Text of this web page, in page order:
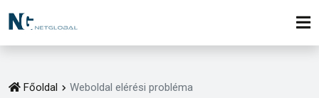
Főoldal Weboldal elérési probléma